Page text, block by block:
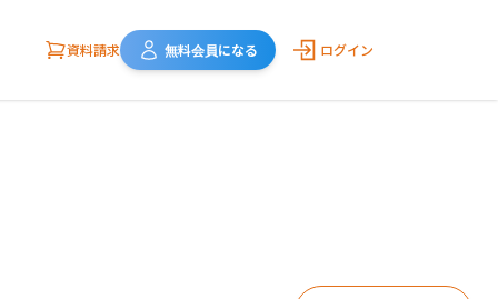
資料請求 無料会員になる ログイン